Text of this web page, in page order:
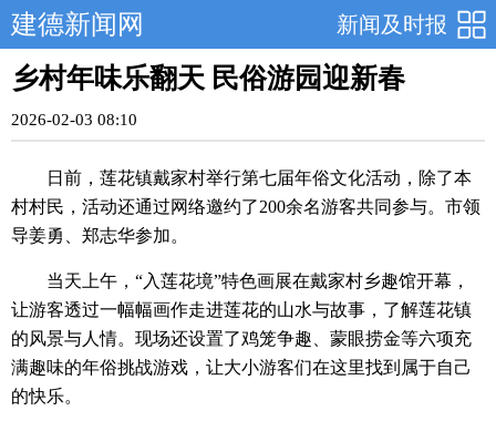
新闻及时报
建德新闻网
乡村年味乐翻天 民俗游园迎新春
2026-02-03 08:10
日前，莲花镇戴家村举行第七届年俗文化活动，除了本
村村民，活动还通过网络邀约了200余名游客共同参与。市领
导姜勇、郑志华参加。
当天上午，“入莲花境”特色画展在戴家村乡趣馆开幕，
让游客透过一幅幅画作走进莲花的山水与故事，了解莲花镇
的风景与人情。现场还设置了鸡笼争趣、蒙眼捞金等六项充
满趣味的年俗挑战游戏，让大小游客们在这里找到属于自己
的快乐。